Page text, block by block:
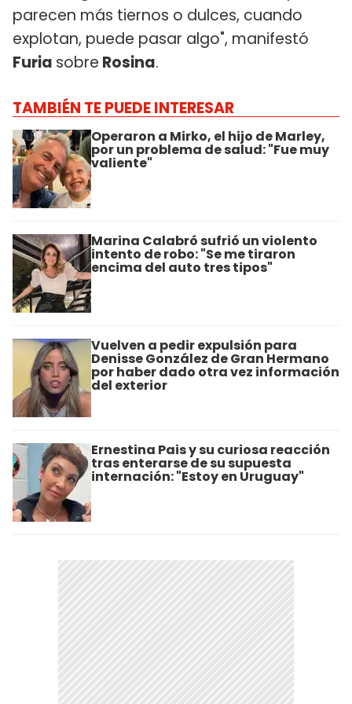
parecen más tiernos o dulces, cuando
explotan, puede pasar algo", manifestó
Furia sobre Rosina.
TAMBIÉN TE PUEDE INTERESAR
Operaron a Mirko, el hijo de Marley,
por un problema de salud: "Fue muy
valiente"
Marina Calabró sufrió un violento
intento de robo: "Se me tiraron
encima del auto tres tipos"
Vuelven a pedir expulsión para
Denisse González de Gran Hermano
por haber dado otra vez información
del exterior
Ernestina Pais y su curiosa reacción
tras enterarse de su supuesta
internación: "Estoy en Uruguay"